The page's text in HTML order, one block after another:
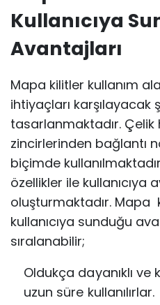
Kullanıcıya
Avantajları
Mapa kilitler kullanım
ihtiyaçları karşılayacak
tasarlanmaktadır. Çelik
zincirlerinden bağlantı
biçimde
özellikler ile kullanıcıya
oluşturmaktadır. Mapa
kullanıcıya sunduğu
sıralanabilir;
Oldukça dayanıklı ve
uzun süre kullanılırlar.